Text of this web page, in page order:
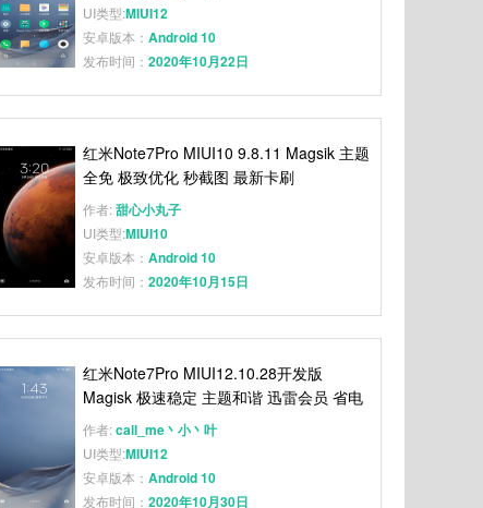
UI类型:MIUI12
安卓版本： Android 10
发布时间： 2020年10月22日
红米Note7Pro MIUI10 9.8.11 Magsik 主题
全免 极致优化 秒截图 最新卡刷
作者:甜心小丸子
UI类型:MIUI10
安卓版本： Android 10
发布时间： 2020年10月15日
红米Note7Pro MIUI12.10.28开发版
Magisk 极速稳定 主题和谐 迅雷会员 省电
美化 简洁清爽 秒截图
作者:call_me丶小丶叶
UI类型:MIUI12
安卓版本： Android 10
发布时间： 2020年10月30日